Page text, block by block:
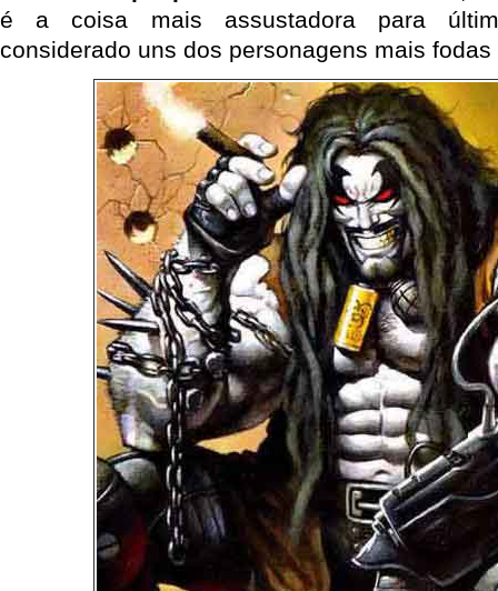
é a coisa mais assustadora para
considerado uns dos personagens mais